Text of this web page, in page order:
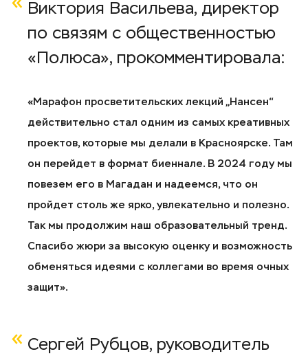
Виктория Васильева, директор
по связям с общественностью
«Полюса», прокомментировала:
«Марафон просветительских лекций „Нансен“
действительно стал одним из самых креативных
проектов, которые мы делали в Красноярске. Там
он перейдет в формат биеннале. В 2024 году мы
повезем его в Магадан и надеемся, что он
пройдет столь же ярко, увлекательно и полезно.
Так мы продолжим наш образовательный тренд.
Спасибо жюри за высокую оценку и возможность
обменяться идеями с коллегами во время очных
защит».
Сергей Рубцов, руководитель